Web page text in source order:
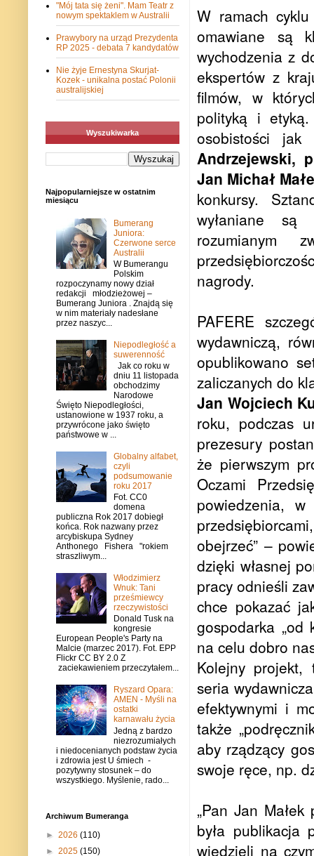
W ramach
omawiane są
wychodzenia z
ekspertów z
filmów, w
polityką i etyką.
osobistości jak
Andrzejewski,
Jan Michał
konkursy.
wyłaniane są
rozumianym
nagrody.
PAFERE
wydawniczą,
opublikowano
zaliczanych do
Jan Wojciech
roku, podczas
prezesury
że pierwszym
Oczami
powiedzenia,
obejrzeć” –
dzięki własnej
pracy odnieśli
chce pokazać
gospodarka „od
na celu dobro
Kolejny
seria
efektywnymi i
także
aby rządzący
swoje ręce, np.
„Pan Jan Małek
była publikacja
wiedzieli na
"Mój tata się żeni". Mam Teatr z
nowym spektaklem w Australii
Prawybory na urząd Prezydenta
RP 2025 - debata 7 kandydatów
Nie żyje Ernestyna Skurjat-
Kozek - unikalna postać Polonii
australijskiej
Wyszukiwarka
Najpopularniejsze w ostatnim
miesiącu
Bumerang
Juniora:
Czerwone serce
Australii
W Bumerangu
Polskim
rozpoczynamy nowy dział
redakcji młodzieżowej –
Bumerang Juniora . Znajdą się
w nim materiały nadesłane
przez naszyc...
Niepodległość a
suwerenność
Jak co roku w
dniu 11 listopada
obchodzimy
Narodowe
Święto Niepodległości,
ustanowione w 1937 roku, a
przywrócone jako święto
państwowe w ...
Globalny alfabet,
czyli
podsumowanie
roku 2017
Fot. CC0
domena
publiczna Rok 2017 dobiegł
końca. Rok nazwany przez
arcybiskupa Sydney
Anthonego Fishera "rokiem
straszliwym...
Włodzimierz
Wnuk: Tani
prześmiewcy
rzeczywistości
Donald Tusk na
kongresie
European People's Party na
Malcie (marzec 2017). Fot. EPP
Flickr CC BY 2.0 Z
zaciekawieniem przeczytałem...
Ryszard Opara:
AMEN - Myśli na
ostatki
karnawału życia
Jedną z bardzo
niezrozumiałych
i niedocenianych podstaw życia
i zdrowia jest U śmiech -
pozytywny stosunek – do
wszystkiego. Myślenie, rado...
Archiwum Bumeranga
► 2026 (110)
► 2025 (150)